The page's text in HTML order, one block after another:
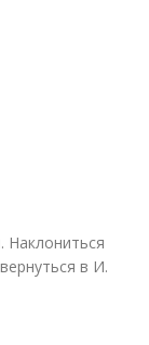
Наклониться
в И.